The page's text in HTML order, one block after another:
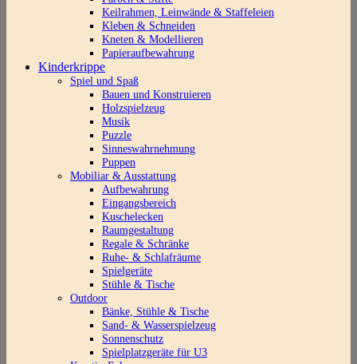
Keilrahmen, Leinwände & Staffeleien
Kleben & Schneiden
Kneten & Modellieren
Papieraufbewahrung
Kinderkrippe
Spiel und Spaß
Bauen und Konstruieren
Holzspielzeug
Musik
Puzzle
Sinneswahrnehmung
Puppen
Mobiliar & Ausstattung
Aufbewahrung
Eingangsbereich
Kuschelecken
Raumgestaltung
Regale & Schränke
Ruhe- & Schlafräume
Spielgeräte
Stühle & Tische
Outdoor
Bänke, Stühle & Tische
Sand- & Wasserspielzeug
Sonnenschutz
Spielplatzgeräte für U3